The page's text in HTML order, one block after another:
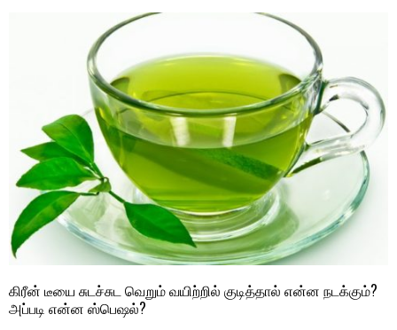
கிரீன் டீயை சுடச்சுட வெறும் வயிற்றில் குடித்தால் என்ன நடக்கும்?
அப்படி என்ன ஸ்பெஷல்?